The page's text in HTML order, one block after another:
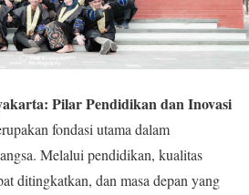
Pilar Pendidikan dan Inovasi
fondasi utama dalam
Melalui pendidikan, kualitas
ditingkatkan, dan masa depan yang